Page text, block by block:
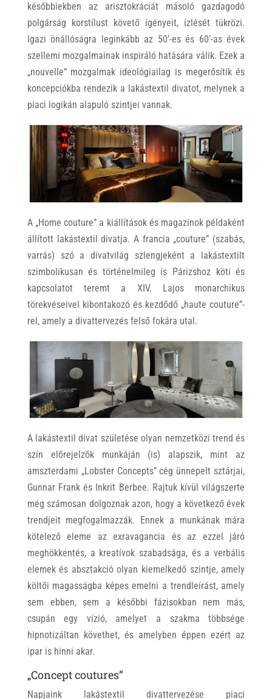
későbbiekben az arisztokráciát másoló gazdagodó
polgárság korstílust követő igényeit, ízlését tükrözi.
Igazi önállóságra leginkább az 50’-es és 60’-as évek
szellemi mozgalmainak inspiráló hatására válik. Ezek a
„nouvelle” mozgalmak ideológiailag is megerősítik és
koncepciókba rendezik a lakástextil divatot, melynek a
piaci logikán alapuló szintjei vannak.
A „Home couture” a kiállítások és magazinok példaként
állított lakástextil divatja. A francia „couture” (szabás,
varrás) szó a divatvilág szlengjeként a lakástextilt
szimbolikusan és történelmileg is Párizshoz köti és
kapcsolatot teremt a XIV. Lajos monarchikus
törekvéseivel kibontakozó és kezdődő „haute couture”-
rel, amely a divattervezés felső fokára utal.
A lakástextil divat születése olyan nemzetközi trend és
szín előrejelzők munkáján (is) alapszik, mint az
amszterdami „Lobster Concepts” cég ünnepelt sztárjai,
Gunnar Frank és Inkrit Berbee. Rajtuk kívül világszerte
még számosan dolgoznak azon, hogy a következő évek
trendjeit megfogalmazzák. Ennek a munkának mára
kötelező eleme az exravagancia és az ezzel járó
meghökkentés, a kreatívok szabadsága, és a verbális
elemek és absztakció olyan kiemelkedő szintje, amely
költői magasságba képes emelni a trendleírást, amely
sem ebben, sem a későbbi fázisokban nem más,
csupán egy vízió, amelyet a szakma többsége
hipnotizáltan követhet, és amelyben éppen ezért az
ipar is hinni akar.
„Concept coutures”
Napjaink lakástextil divattervezése piaci